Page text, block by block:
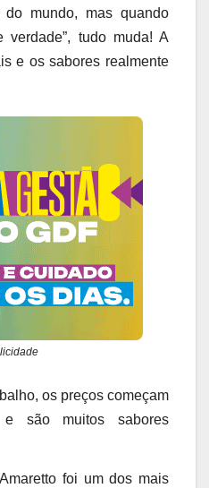
mundo, mas quando
verdade”, tudo muda! A
e os sabores realmente
os preços começam
são muitos sabores
foi um dos mais